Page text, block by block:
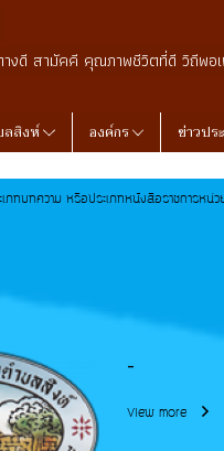
างดี สามัคคี คุณภาพชีวิตที่ดี วิถีพอ
ลสิงห์ องค์กร ข่าวปร
เภทบทความ หรือประเภทหนังสือราชการหน่ว
-
View more